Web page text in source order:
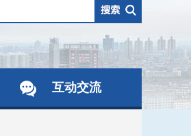
互动交流